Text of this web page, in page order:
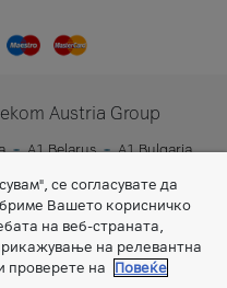
Austria Group
A1 Belarus
A1 Bulgaria
се согласувате да
Вашето корисничко
на веб-страната,
на релевантна
проверете на
Повеќе